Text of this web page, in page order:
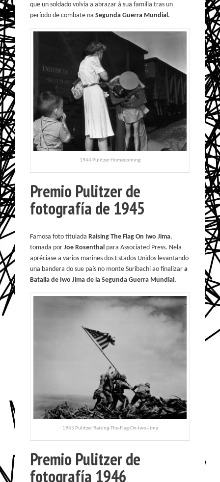
que un soldado volvía a abrazar á sua familia tras un
período de combate naSegunda Guerra Mundial.
1944 Pulitzer Homecoming
Premio Pulitzer de
fotografía de 1945
Famosa foto tituladaRaising The Flag On Iwo Jima,
tomada porJoe Rosenthal para Associated Press. Nela
apréciase a varios marines dos Estados Unidos levantando
una bandera do sue país no monte Suribachi ao finalizara
Batalla de Iwo Jima de la Segunda Guerra Mundial.
1945 Pulitzer Raising-The-Flag-On-Iwo-Jima
Premio Pulitzer de
fotografía 1946